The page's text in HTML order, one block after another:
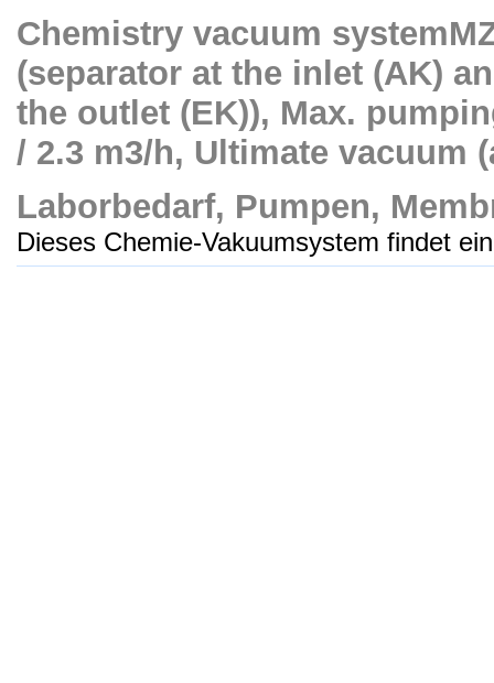
Chemistry vacuum
(separator at the inlet (AK)
the outlet (EK)), Max.
/ 2.3 m3/h, Ultimate vacuum
Laborbedarf, Pumpen,
Dieses Chemie-Vakuumsystem findet